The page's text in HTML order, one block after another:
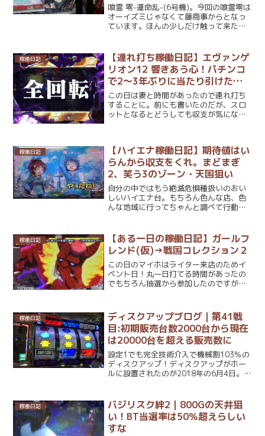
喰霊 零-運命乱-(6号機)。今回の喰霊零は
オーイズミじゃなくて藤商事からとなっ
ています。ほんの少しだけ触って来たの
さいということですかね！喰霊 零-運命
乱-｜ほんの少...
稼働日記
【連れ打ち稼働日記】エヴァンゲ
リオン12 響きあう心！パチンコ
で2～3年ぶりに当たり引けた気
がする
この日は妻と時間があったので連れ打ち
することに。前にも書いたのだが、スロ
ットとなるとどうしても収支が気になっ
辞めたくなってしまうので...
稼働日記
【ハイエナ稼働日記】期待値はい
らんから収支をくれ。まどまぎ
2、笑う3のゾーン・天国狙い
自分の中ではもう絶滅危惧種扱いのおい
しいハイエナ台。もちろん色んな店、色
んな地域に行ってちゃんと調べて行動す
中々遭遇は難しい。だからこそ見つけら
れた時はちゃんと収支に結...
稼働日記
【ある一日の稼働日記】ガールフ
レンド(仮)→戦国コレクション２
この日のマイホはライター来店のためイ
ベント日！丸一日打てる時間があったの
でもちろん抽選から参加したのですが…
どの行列の中引いたくじ番号は…ハズレ
こればかりは仕方な...
稼働日記
ディスクアップブログ｜第41戦
目:初期販売台数2000台から現在
は20000台を超える販売数に
設定1でも完全技術介入で機械割103％の
ディスクアップ！ディスクアップがホー
ルに設置されたのが2018年の6月4日。そ
たわけですが、1～2台ずつ設置がどんど
ん増えて行...
稼働日記
バジリスク絆2｜800Gの天井狙
い！BT当選率は50％超えらしい
すな